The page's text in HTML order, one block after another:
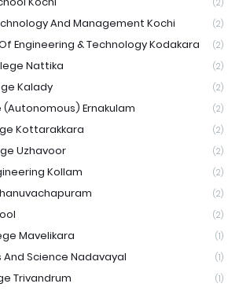
(2)
And Management Kochi (2)
Engineering & Technology Kodakara (2)
Nattika (2)
Kalady (2)
Ernakulam (2)
Kottarakkara (2)
Uzhavoor (2)
Kollam (2)
(2)
(2)
Mavelikara (1)
Science Nadavayal (1)
Trivandrum (1)